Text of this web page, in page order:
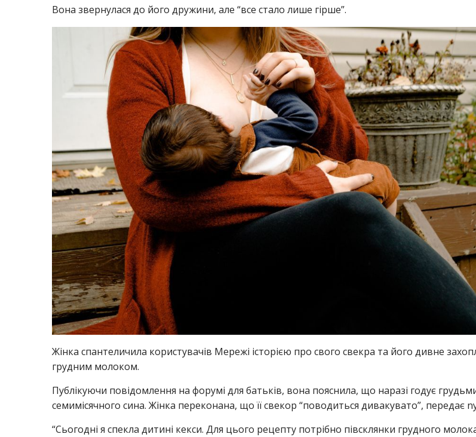
Вона звернулася до його дружини, але “все стало лише гірше”.
Жінка спантеличила користувачів Мережі історією про свого свекра та його дивне
грудним молоком.
Публікуючи повідомлення на форумі для батьків, вона пояснила, що наразі годує
семимісячного сина. Жінка переконана, що її свекор “поводиться дивакувато”, передає
“Сьогодні я спекла дитині кекси. Для цього рецепту потрібно півсклянки грудного